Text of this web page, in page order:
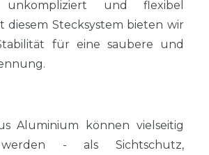
unkompliziert und flexibel
diesem Stecksystem bieten wir
für eine saubere und
Aluminium können vielseitig
- als Sichtschutz,